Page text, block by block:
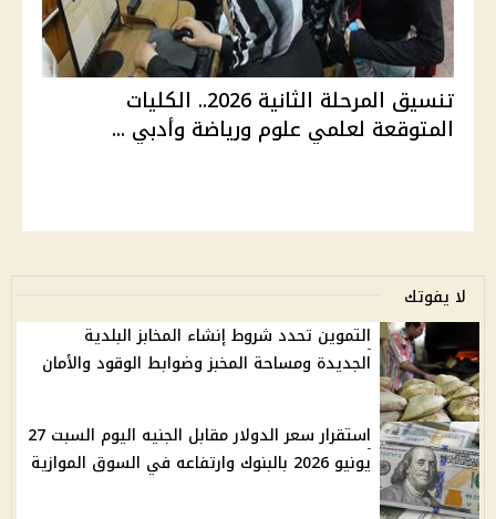
تنسيق المرحلة الثانية 2026.. الكليات
المتوقعة لعلمي علوم ورياضة وأدبي ...
لا يفوتك
التموين تحدد شروط إنشاء المخابز البلدية
الجديدة ومساحة المخبز وضوابط الوقود والأمان
استقرار سعر الدولار مقابل الجنيه اليوم السبت 27
يونيو 2026 بالبنوك وارتفاعه في السوق الموازية